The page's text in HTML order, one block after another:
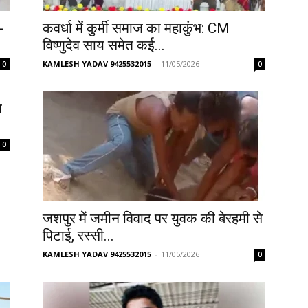
0
कवर्धा में कुर्मी समाज का महाकुंभ: CM
विष्णुदेव साय समेत कई...
KAMLESH YADAV 9425532015 - 11/05/2026 0
0
जशपुर में जमीन विवाद पर युवक की बेरहमी से
पिटाई, रस्सी...
KAMLESH YADAV 9425532015 - 11/05/2026 0